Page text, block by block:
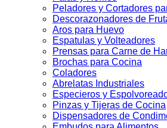
Peladores y Cortadores
Descorazonadores de
Aros para Huevo
Espatulas y Volteadores
Prensas para Carne de
Brochas para Cocina
Coladores
Abrelatas Industriales
Especieros y
Pinzas y Tijeras de Cocina
Dispensadores de